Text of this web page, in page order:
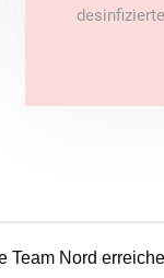
Team Nord